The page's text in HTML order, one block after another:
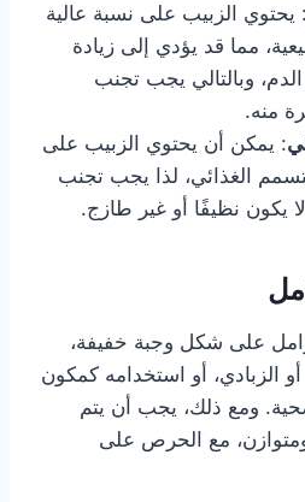
: يحتوي الزبيب على نسبة عالية
مما قد يؤدي إلى زيادة
وبالتالي يجب تجنب
منه.
: يمكن أن يحتوي الزبيب على
الغذائي، لذا يجب تجنب
يكون نظيفًا أو غير طازج.
على شكل وجبة خفيفة،
الزبادي، أو استخدامه كمكون
ومع ذلك، يجب أن يتم
مع الحرص على